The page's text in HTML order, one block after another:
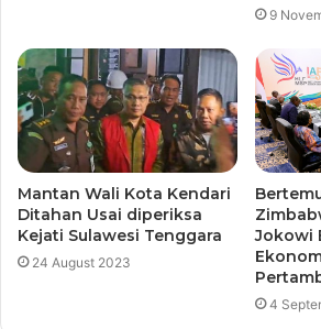
9
Mantan Wali Kota Kendari
Ditahan Usai diperiksa
Kejati Sulawesi Tenggara
24 August 2023
Jokowi
4